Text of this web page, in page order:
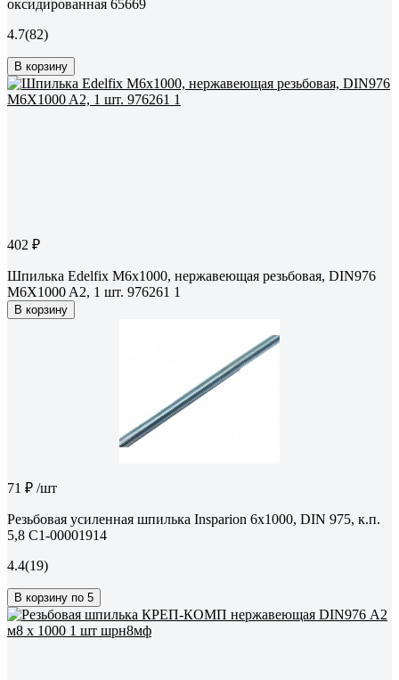
оксидированная 65669
4.7(82)
В корзину
402 ₽
Шпилька Edelfix М6x1000, нержавеющая резьбовая, DIN976
M6X1000 A2, 1 шт. 976261 1
В корзину
71 ₽ /шт
Резьбовая усиленная шпилька Insparion 6x1000, DIN 975, к.п.
5,8 С1-00001914
4.4(19)
В корзину по 5